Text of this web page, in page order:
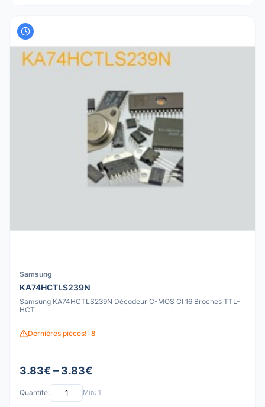
Samsung
KA74HCTLS239N
Samsung KA74HCTLS239N Décodeur C-MOS CI 16 Broches TTL-
HCT
Dernières pièces!: 8
3.83€ – 3.83€
Quantité: Min: 1